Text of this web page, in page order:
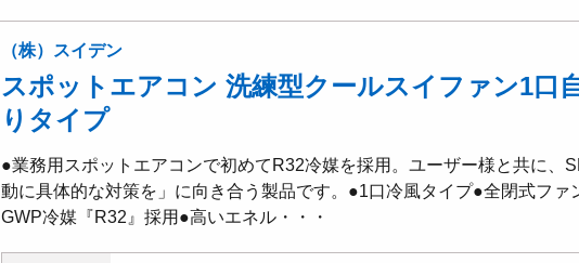
（株）スイデン
スポットエアコン 洗練型クールスイファン1口
りタイプ
●業務用スポットエアコンで初めてR32冷媒を採用。ユーザー様と共に、
動に具体的な対策を」に向き合う製品です。●1口冷風タイプ●全閉式ファ
GWP冷媒『R32』採用●高いエネル・・・